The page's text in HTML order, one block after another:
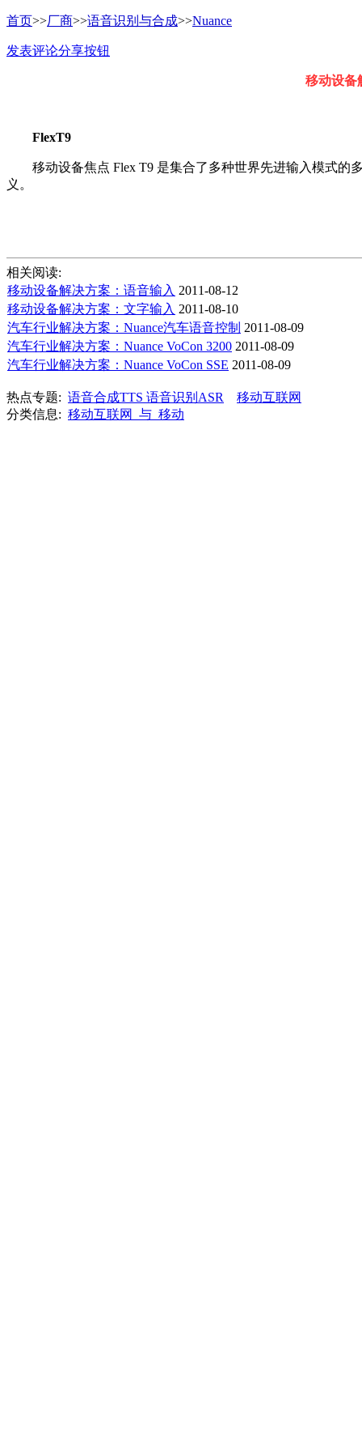
首页>>厂商>>语音识别与合成>>Nuance
发表评论分享按钮
移动设备
FlexT9
移动设备焦点 Flex T9 是集合了多种世界先进输入模式的
义。
相关阅读:
移动设备解决方案：语音输入 2011-08-12
移动设备解决方案：文字输入 2011-08-10
汽车行业解决方案：Nuance汽车语音控制 2011-08-09
汽车行业解决方案：Nuance VoCon 3200 2011-08-09
汽车行业解决方案：Nuance VoCon SSE 2011-08-09
热点专题: 语音合成TTS 语音识别ASR
移动互联网
分类信息: 移动互联网_与_移动